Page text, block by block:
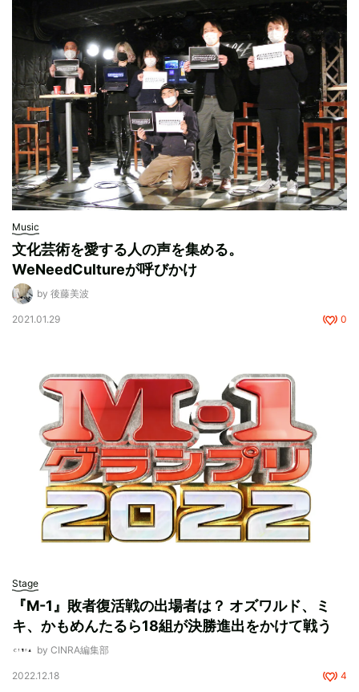
Music
文化芸術を愛する人の声を集める。
WeNeedCultureが呼びかけ
by 後藤美波
2021.01.29 0
Stage
『M-1』敗者復活戦の出場者は？ オズワルド、ミ
キ、かもめんたるら18組が決勝進出をかけて戦う
by CINRA編集部
2022.12.18 4